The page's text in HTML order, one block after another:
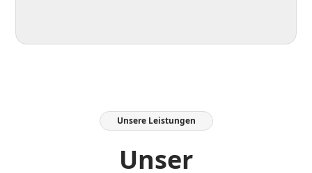
Unsere Leistungen
Unser